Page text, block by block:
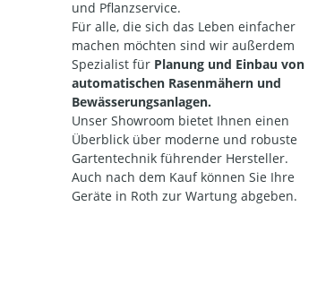
und Pflanzservice.
Für alle, die sich das Leben einfacher
machen möchten sind wir außerdem
Spezialist für Planung und Einbau von
automatischen Rasenmähern und
Bewässerungsanlagen.
Unser Showroom bietet Ihnen einen
Überblick über moderne und robuste
Gartentechnik führender Hersteller.
Auch nach dem Kauf können Sie Ihre
Geräte in Roth zur Wartung abgeben.